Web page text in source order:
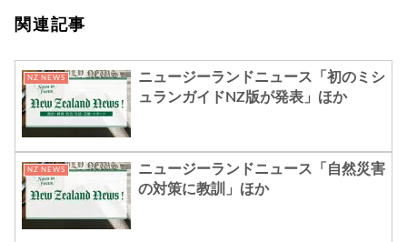
関連記事
NZ NEWS
ニュージーランドニュース「初のミシ
ュランガイドNZ版が発表」ほか
NZ NEWS
ニュージーランドニュース「自然災害
の対策に教訓」ほか